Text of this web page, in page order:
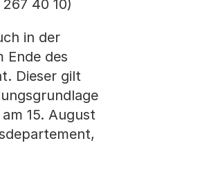
40 10)
in der
Ende des
Dieser gilt
15. August